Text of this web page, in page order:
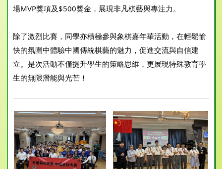
場MVP獎項及$500獎金，展現非凡棋藝與專注力。
除了激烈比賽，同學亦積極參與象棋嘉年華活動，在輕鬆愉
快的氛圍中體驗中國傳統棋藝的魅力，促進交流與自信建
立。是次活動不僅提升學生的策略思維，更展現特殊教育學
生的無限潛能與光芒！